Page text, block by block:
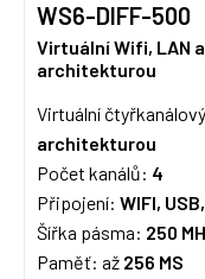
WS6-DIFF-500
Virtuální Wifi, LAN
architekturou
Virtuální
architekturou
Počet kanálů: 4
Připojení: WIFI,
Šířka pásma: 250
Paměť: až 256 MS